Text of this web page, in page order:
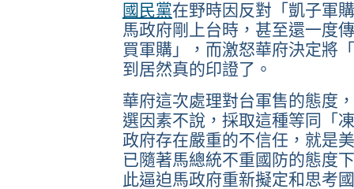
國民黨在野時因反對「凱子軍
馬政府剛上台時，甚至還一度
買軍購」，而激怒華府決定將
到居然真的印證了。
華府這次處理對台軍售的態度
選因素不說，採取這種等同「
政府存在嚴重的不信任，就是
已隨著馬總統不重國防的態度
此逼迫馬政府重新擬定和思考